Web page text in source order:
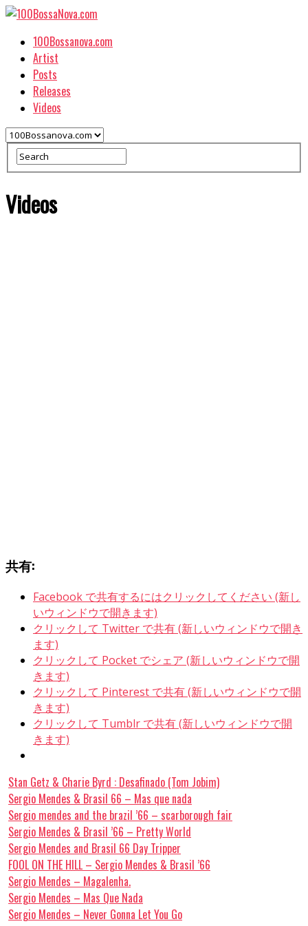
100Bossanova.com
Artist
Posts
Releases
Videos
Videos
共有:
Facebook で共有するにはクリックしてください (新し
いウィンドウで開きます)
クリックして Twitter で共有 (新しいウィンドウで開き
ます)
クリックして Pocket でシェア (新しいウィンドウで開
きます)
クリックして Pinterest で共有 (新しいウィンドウで開
きます)
クリックして Tumblr で共有 (新しいウィンドウで開
きます)
Stan Getz & Charie Byrd : Desafinado (Tom Jobim)
Sergio Mendes & Brasil 66 – Mas que nada
Sergio mendes and the brazil ’66 – scarborough fair
Sergio Mendes & Brasil ’66 – Pretty World
Sergio Mendes and Brasil 66 Day Tripper
FOOL ON THE HILL – Sergio Mendes & Brasil ’66
Sergio Mendes – Magalenha.
Sergio Mendes – Mas Que Nada
Sergio Mendes – Never Gonna Let You Go